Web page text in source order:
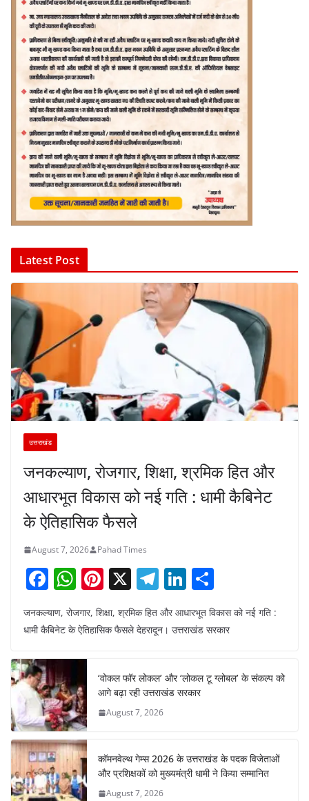
Latest Post
उत्तराखंड
जनकल्याण, रोजगार, शिक्षा, श्रमिक हित और
आधारभूत विकास को नई गति : धामी कैबिनेट
के ऐतिहासिक फैसले
August 7, 2026 Pahad Times
F
c
b
o
o
k
W
at
s
A
p
p
Pi
er
st
X T
el
e
a
m
Li
k
dI
n
h
ar
जनकल्याण, रोजगार, शिक्षा, श्रमिक हित और आधारभूत विकास को नई गति :
धामी कैबिनेट के ऐतिहासिक फैसले देहरादून। उत्तराखंड सरकार
‘वोकल फॉर लोकल’ और ‘लोकल टू ग्लोबल’ के संकल्प को
आगे बढ़ा रही उत्तराखंड सरकार
August 7, 2026
कॉमनवेल्थ गेम्स 2026 के उत्तराखंड के पदक विजेताओं
और प्रशिक्षकों को मुख्यमंत्री धामी ने किया सम्मानित
August 7, 2026